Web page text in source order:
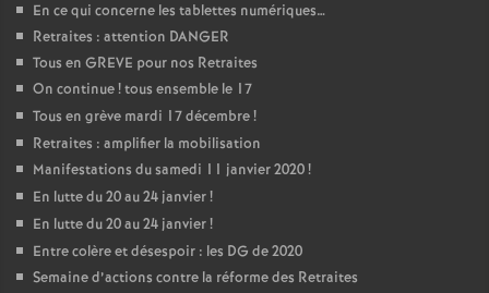
En ce qui concerne les tablettes numériques…
Retraites : attention DANGER
Tous en GREVE pour nos Retraites
On continue! tous ensemble le 17
Tous en grève mardi 17 décembre!
Retraites : amplifier la mobilisation
Manifestations du samedi 11 janvier 2020!
En lutte du 20 au 24 janvier!
En lutte du 20 au 24 janvier!
Entre colère et désespoir : les DG de 2020
Semaine d’actions contre la réforme des Retraites